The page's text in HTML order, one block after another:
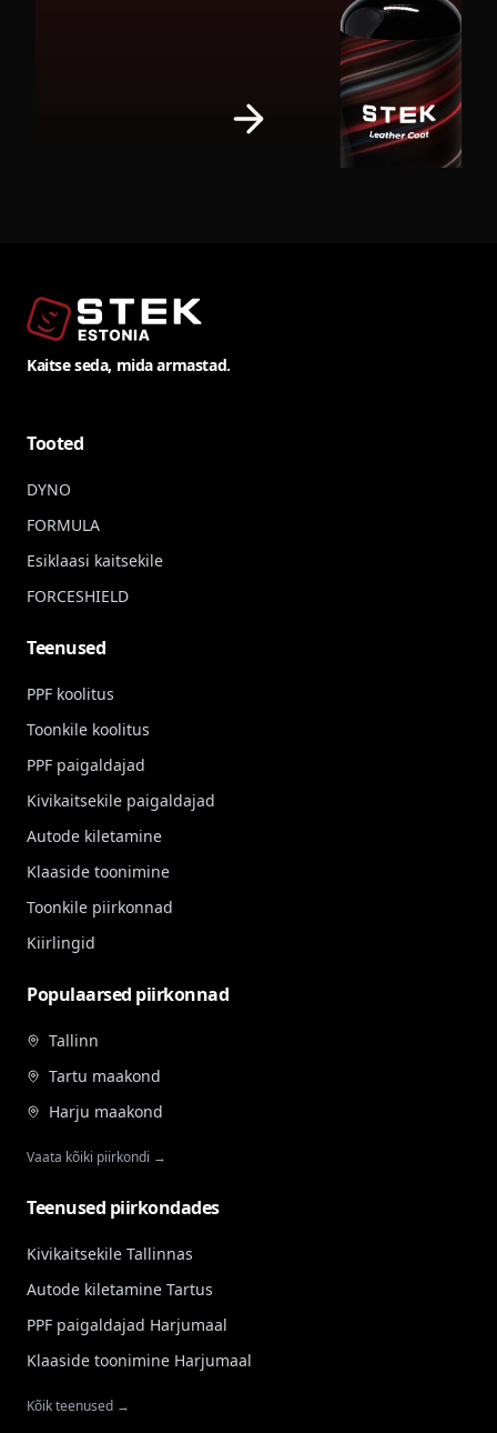
Kaitse seda, mida armastad.
Tooted
DYNO
FORMULA
Esiklaasi kaitsekile
FORCESHIELD
Teenused
PPF koolitus
Toonkile koolitus
PPF paigaldajad
Kivikaitsekile paigaldajad
Autode kiletamine
Klaaside toonimine
Toonkile piirkonnad
Kiirlingid
Populaarsed piirkonnad
Tallinn
Tartu maakond
Harju maakond
Vaata kõiki piirkondi →
Teenused piirkondades
Kivikaitsekile Tallinnas
Autode kiletamine Tartus
PPF paigaldajad Harjumaal
Klaaside toonimine Harjumaal
Kõik teenused →